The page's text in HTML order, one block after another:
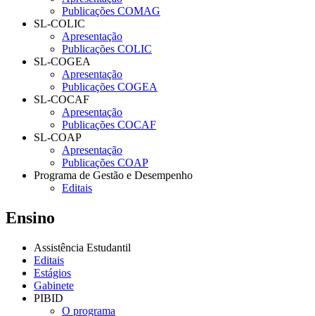
Publicações COMAG
SL-COLIC
Apresentação
Publicações COLIC
SL-COGEA
Apresentação
Publicações COGEA
SL-COCAF
Apresentação
Publicações COCAF
SL-COAP
Apresentação
Publicações COAP
Programa de Gestão e Desempenho
Editais
Ensino
Assistência Estudantil
Editais
Estágios
Gabinete
PIBID
O programa